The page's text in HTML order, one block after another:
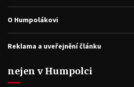
O Humpolákovi
Reklama a uveřejnění článku
nejen v Humpolci